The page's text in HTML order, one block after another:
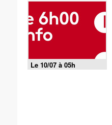
Le 10/07 à 05h